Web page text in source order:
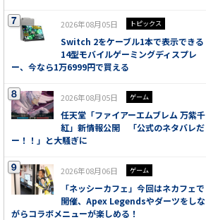
2026年08月05日 トピックス
Switch 2をケーブル1本で表示できる
14型モバイルゲーミングディスプレ
ー、今なら1万6999円で買える
2026年08月05日 ゲーム
任天堂「ファイアーエムブレム 万紫千
紅」新情報公開 「公式のネタバレだ
ー！！」と大騒ぎに
2026年08月06日 ゲーム
「ネッシーカフェ」今回はネカフェで
開催、Apex Legendsやダーツをしな
がらコラボメニューが楽しめる！